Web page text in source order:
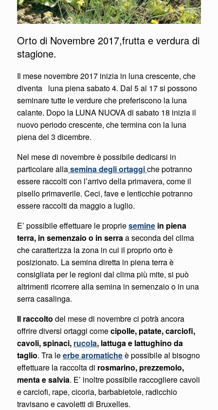
Orto di Novembre 2017,frutta e verdura di
stagione.
Il mese novembre 2017 inizia in luna crescente, che
diventa luna piena sabato 4. Dal 5 al 17 si possono
seminare tutte le verdure che preferiscono la luna
calante. Dopo la LUNA NUOVA di sabato 18 inizia il
nuovo periodo crescente, che termina con la luna
piena del 3 dicembre.
Nel mese di novembre è possibile dedicarsi in
particolare allasemina degli ortaggiche potranno
essere raccolti con l’arrivo della primavera, come il
pisello primaverile. Ceci, fave e lenticchie potranno
essere raccolti da maggio a luglio.
E’ possibile effettuare le propriesemine in piena
terra, in semenzaio o in serra a seconda del clima
che caratterizza la zona in cui il proprio orto è
posizionato. La semina diretta in piena terra è
consigliata per le regioni dal clima più mite, si può
altrimenti ricorrere alla semina in semenzaio o in una
serra casalinga.
Il raccolto del mese di novembre ci potrà ancora
offrire diversi ortaggi comecipolle, patate, carciofi,
cavoli, spinaci, rucola, lattuga e lattughino da
taglio. Tra leerbe aromaticheè possibile al bisogno
effettuare la raccolta di rosmarino, prezzemolo,
menta e salvia. E’ inoltre possibile raccogliere cavoli
e carciofi, rape, cicoria, barbabietole, radicchio
travisano e cavoletti di Bruxelles.